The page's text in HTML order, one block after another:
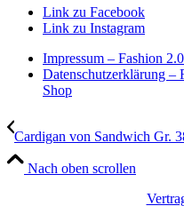
Link zu Facebook
Link zu Instagram
Impressum – Fashion
Datenschutzerklärung –
Shop
Cardigan von Sandwich Gr.
Nach oben scrollen